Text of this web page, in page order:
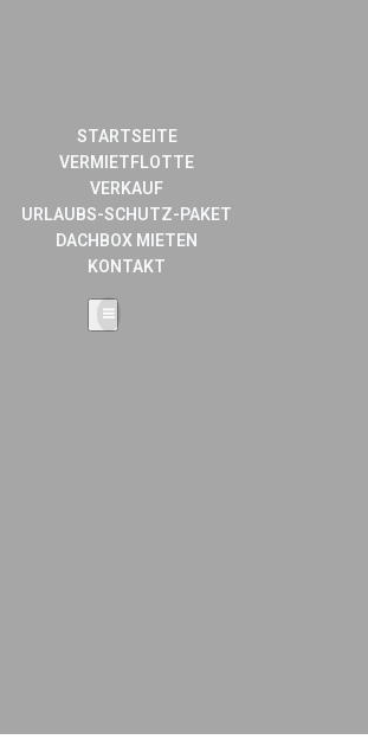
STARTSEITE
VERMIETFLOTTE
VERKAUF
URLAUBS-SCHUTZ-PAKET
DACHBOX MIETEN
KONTAKT